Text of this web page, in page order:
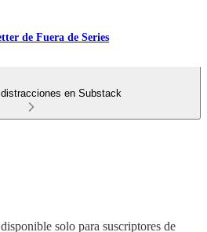
de Fuera de Series
en Substack
solo para suscriptores de